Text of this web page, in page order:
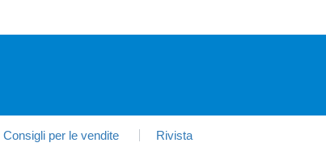
Consigli per le vendite Rivista